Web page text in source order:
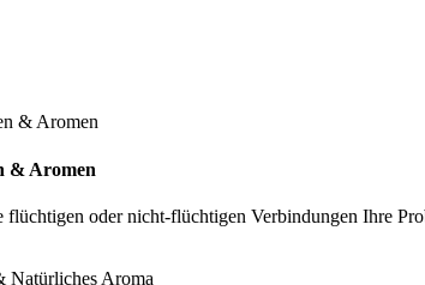
& Aromen
flüchtigen oder nicht-flüchtigen Verbindungen Ihre